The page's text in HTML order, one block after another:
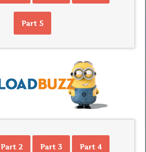
Part 5
Part 2 Part 3 Part 4